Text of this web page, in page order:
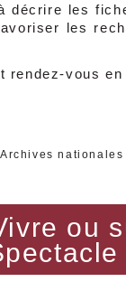
décrire les
les
rendez-vous
ou